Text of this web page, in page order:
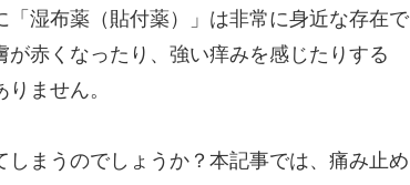
湿布薬（貼付薬）」は非常に身近な存在で
赤くなったり、強い痒みを感じたりする
ません。
まうのでしょうか？本記事では、痛み止め